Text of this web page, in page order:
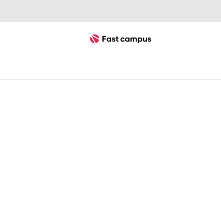
Fast Campus